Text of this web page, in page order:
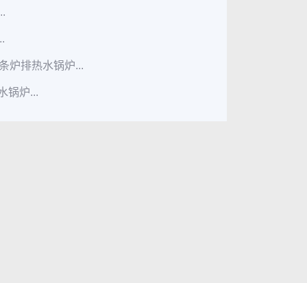
炉排热水锅炉...
锅炉...